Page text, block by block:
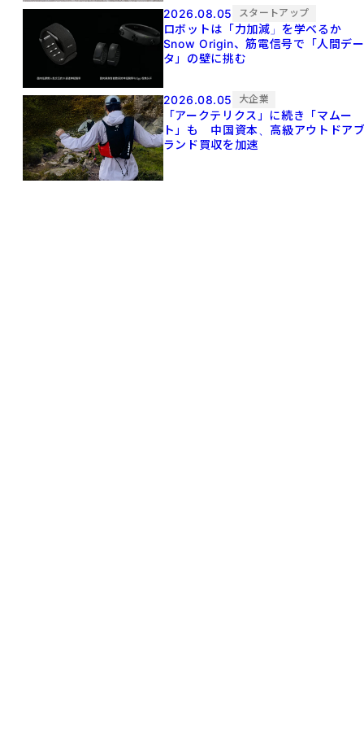
2026.08.05 スタートアップ
ロボットは「力加減」を学べるか
Snow Origin、筋電信号で「人間デー
タ」の壁に挑む
2026.08.05 大企業
「アークテリクス」に続き「マムー
ト」も 中国資本、高級アウトドア
ランド買収を加速